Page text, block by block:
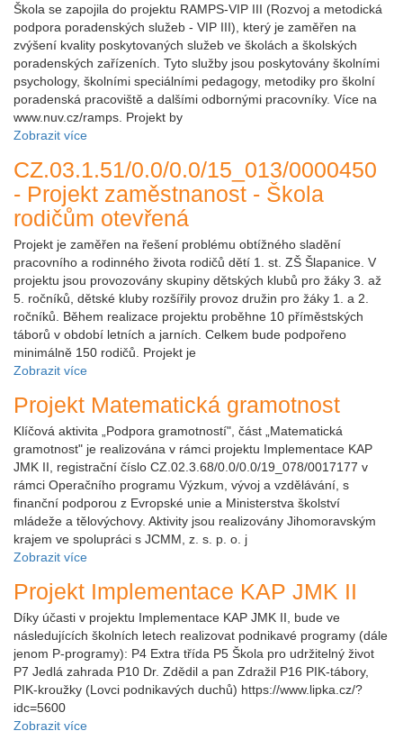
Škola se zapojila do projektu RAMPS-VIP III (Rozvoj a metodická
podpora poradenských služeb - VIP III), který je zaměřen na
zvýšení kvality poskytovaných služeb ve školách a školských
poradenských zařízeních. Tyto služby jsou poskytovány školními
psychology, školními speciálními pedagogy, metodiky pro školní
poradenská pracoviště a dalšími odbornými pracovníky. Více na
www.nuv.cz/ramps. Projekt by
Zobrazit více
CZ.03.1.51/0.0/0.0/15_013/0000450
- Projekt zaměstnanost - Škola
rodičům otevřená
Projekt je zaměřen na řešení problému obtížného sladění
pracovního a rodinného života rodičů dětí 1. st. ZŠ Šlapanice. V
projektu jsou provozovány skupiny dětských klubů pro žáky 3. až
5. ročníků, dětské kluby rozšířily provoz družin pro žáky 1. a 2.
ročníků. Během realizace projektu proběhne 10 příměstských
táborů v období letních a jarních. Celkem bude podpořeno
minimálně 150 rodičů. Projekt je
Zobrazit více
Projekt Matematická gramotnost
Klíčová aktivita „Podpora gramotností", část „Matematická
gramotnost" je realizována v rámci projektu Implementace KAP
JMK II, registrační číslo CZ.02.3.68/0.0/0.0/19_078/0017177 v
rámci Operačního programu Výzkum, vývoj a vzdělávání, s
finanční podporou z Evropské unie a Ministerstva školství
mládeže a tělovýchovy. Aktivity jsou realizovány Jihomoravským
krajem ve spolupráci s JCMM, z. s. p. o. j
Zobrazit více
Projekt Implementace KAP JMK II
Díky účasti v projektu Implementace KAP JMK II, bude ve
následujících školních letech realizovat podnikavé programy (dále
jenom P-programy): P4 Extra třída P5 Škola pro udržitelný život
P7 Jedlá zahrada P10 Dr. Zdědil a pan Zdražil P16 PIK-tábory,
PIK-kroužky (Lovci podnikavých duchů) https://www.lipka.cz/?
idc=5600
Zobrazit více